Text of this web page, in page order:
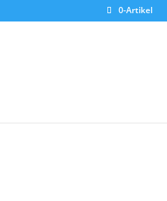
0-Artikel